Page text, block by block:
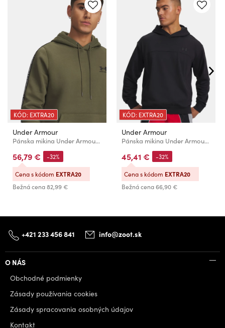
KÓD: EXTRA20
Under Armour
Pánska mikina Under Armour UA Icon Fleece HD Taping
56,79 €
Bežná cena82,99 €
-32%
Cena s kódom EXTRA20
KÓD: EXTRA20
Under Armour
Pánska mikina Under Armour UA Rival LW Hoodie
45,41 €
Bežná cena66,90 €
-32%
Cena s kódom EXTRA20
+421 233 456 841 info@zoot.sk
O NÁS
Obchodné podmienky
Zásady používania cookies
Zásady spracovania osobných údajov
Kontakt